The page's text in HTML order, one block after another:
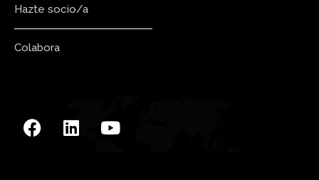
Hazte socio/a
Colabora